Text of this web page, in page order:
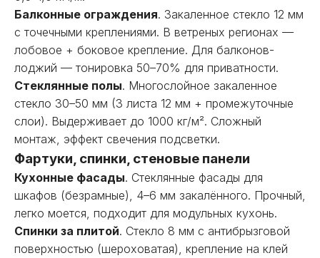
Балконные ограждения. Закаленное стекло 12 мм
с точечными креплениями. В ветреных регионах —
лобовое + боковое крепление. Для балконов-
лоджий — тонировка 50–70% для приватности.
Стеклянные полы. Многослойное закаленное
стекло 30–50 мм (3 листа 12 мм + промежуточные
слои). Выдерживает до 1000 кг/м². Сложный
монтаж, эффект свечения подсветки.
Фартуки, спинки, стеновые панели
Кухонные фасады. Стеклянные фасады для
шкафов (безрамные), 4–6 мм закалённого. Прочный,
легко моется, подходит для модульных кухонь.
Спинки за плитой. Стекло 8 мм с антибрызговой
поверхностью (шероховатая), крепление на клей